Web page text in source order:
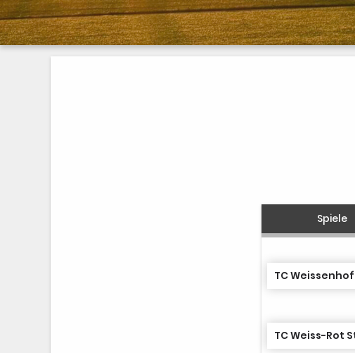
Spiele
TC Weissenhof
TC Weiss-Rot